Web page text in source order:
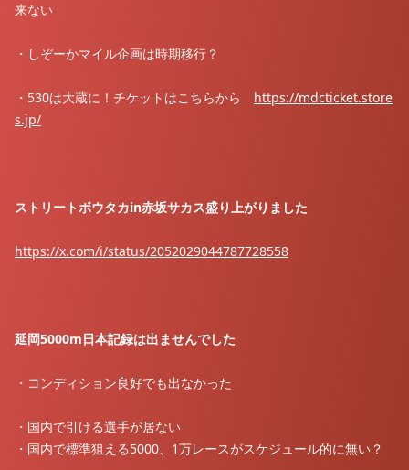
来ない
・しぞーかマイル企画は時期移行？
・530は大蔵に！チケットはこちらから https://mdcticket.store
s.jp/
ストリートボウタカin赤坂サカス盛り上がりました
https://x.com/i/status/2052029044787728558
延岡5000m日本記録は出ませんでした
・コンディション良好でも出なかった
・国内で引ける選手が居ない
・国内で標準狙える5000、1万レースがスケジュール的に無い？